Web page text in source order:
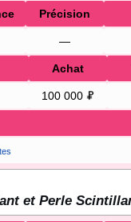
Précision
—
Achat
100 000
et Perle